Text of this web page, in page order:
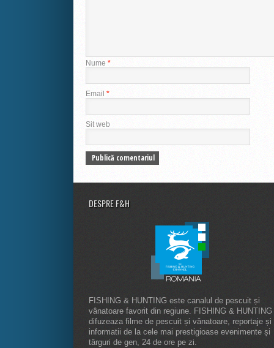
Nume *
Email *
Sit web
DESPRE F&H
FISHING & HUNTING este canalul de pescuit și
vânatoare favorit din regiune. FISHING & HUNTING
difuzeaza filme de pescuit și vânatoare, reportaje și
informatii de la cele mai prestigioase evenimente și
târguri de gen, 24 de ore pe zi.